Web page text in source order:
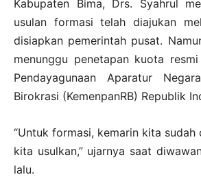
Kabupaten Bima, Drs. Syahrul
usulan formasi telah diajukan
disiapkan pemerintah pusat.
menunggu penetapan kuota
Pendayagunaan Aparatur
Birokrasi (KemenpanRB) Republik
“Untuk formasi, kemarin kita
kita usulkan,” ujarnya saat
lalu.